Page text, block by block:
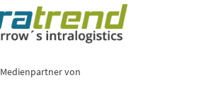
Medienpartner von